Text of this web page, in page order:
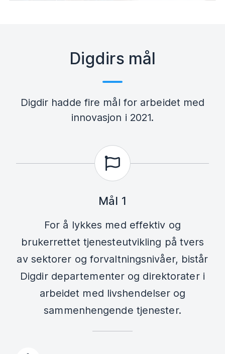
Digdirs mål
Digdir hadde fire mål for arbeidet med
innovasjon i 2021.
Mål 1
For å lykkes med effektiv og
brukerrettet tjenesteutvikling på tvers
av sektorer og forvaltningsnivåer, bistår
Digdir departementer og direktorater i
arbeidet med livshendelser og
sammenhengende tjenester.